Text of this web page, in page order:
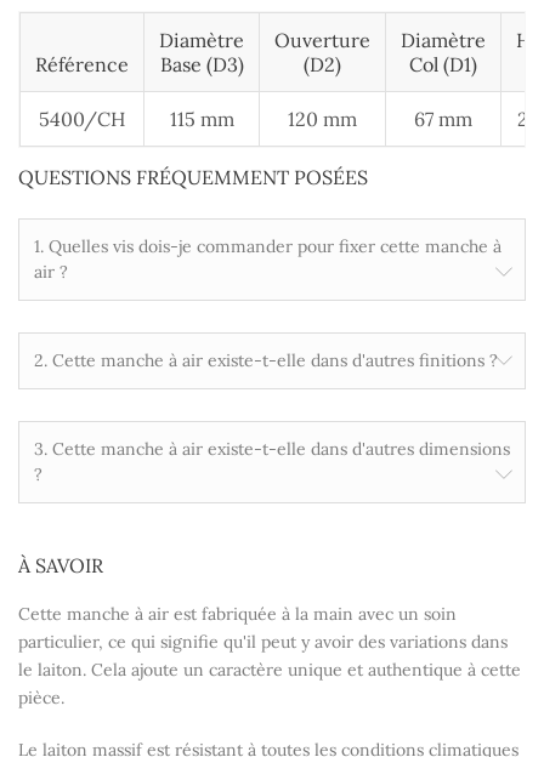
Référence
Diamètre
Base (D3)
Ouverture
(D2)
Diamètre
Col (D1)
5400/CH 115 mm 120 mm 67 mm
QUESTIONS FRÉQUEMMENT POSÉES
1. Quelles vis dois-je commander pour fixer cette manche à
air ?
2. Cette manche à air existe-t-elle dans d'autres finitions ?
3. Cette manche à air existe-t-elle dans d'autres dimensions
?
À SAVOIR
Cette manche à air est fabriquée à la main avec un soin
particulier, ce qui signifie qu'il peut y avoir des variations dans
le laiton. Cela ajoute un caractère unique et authentique à cette
pièce.
Le laiton massif est résistant à toutes les conditions climatiques